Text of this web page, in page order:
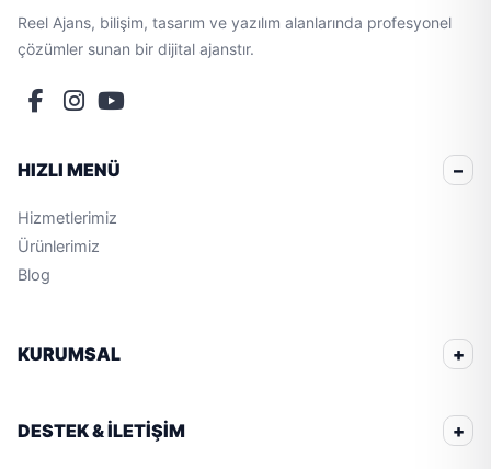
Reel Ajans, bilişim, tasarım ve yazılım alanlarında profesyonel
çözümler sunan bir dijital ajanstır.
HIZLI MENÜ
Hizmetlerimiz
Ürünlerimiz
Blog
KURUMSAL
DESTEK & İLETİŞİM